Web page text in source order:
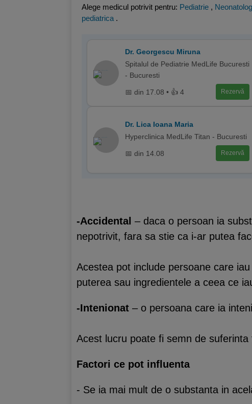
Alege medicul potrivit pentru: Pediatrie ,
pediatrica .
Dr. Georgescu Miruna
Spitalul de Pediatrie MedLife Bucuresti
- Bucuresti
📅 din 17.08 • 👍 4 Rezervă
Dr. Lica Ioana Maria
Hyperclinica MedLife Titan - Bucuresti
📅 din 14.08 Rezervă
-Accidental – daca o persoan ia
nepotrivit, fara sa stie ca i-ar putea
Acestea pot include persoane care
puterea sau ingredientele a ceea ce
-Intenionat – o persoana care ia
Acest lucru poate fi semn de
Factori ce pot influenta
- Se ia mai mult de o substanta in